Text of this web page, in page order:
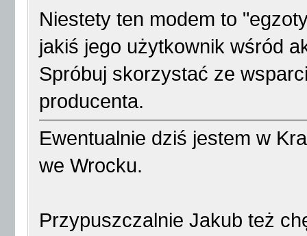
Niestety ten modem to
jakiś jego użytkownik wśród
Spróbuj skorzystać ze
producenta.
Ewentualnie dziś jestem w
we Wrocku.
Przypuszczalnie Jakub też